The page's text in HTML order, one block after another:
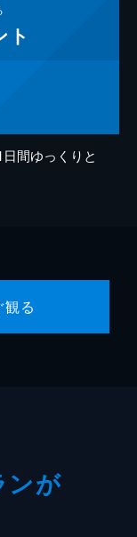
ト
間ゆっくりと
観る
ンが